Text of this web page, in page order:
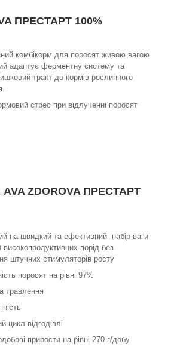
ПРЕСТАРТ 100%
комбікорм для поросят живою вагою
адаптує ферментну систему та
тракт до кормів рослинного
стрес при відлученні поросят
ZDOROVA ПРЕСТАРТ
на швидкий та ефективний набір ваги
високопродуктивних порід без
штучних стимуляторів росту
поросят на рівні 97%
травлення
цикл відгодівлі
прирости на рівні 270 г/добу